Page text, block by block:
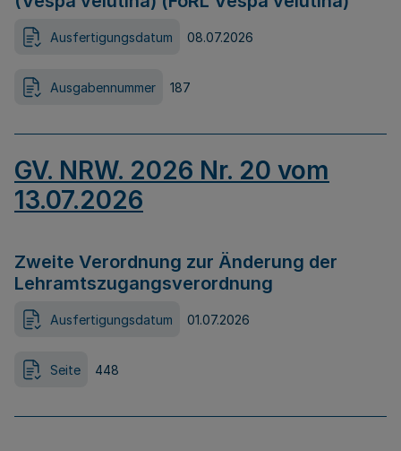
Ausfertigungsdatum 08.07.2026
Ausgabennummer 187
GV. NRW. 2026 Nr. 20 vom
13.07.2026
Zweite Verordnung zur Änderung der
Lehramtszugangsverordnung
Ausfertigungsdatum 01.07.2026
Seite 448